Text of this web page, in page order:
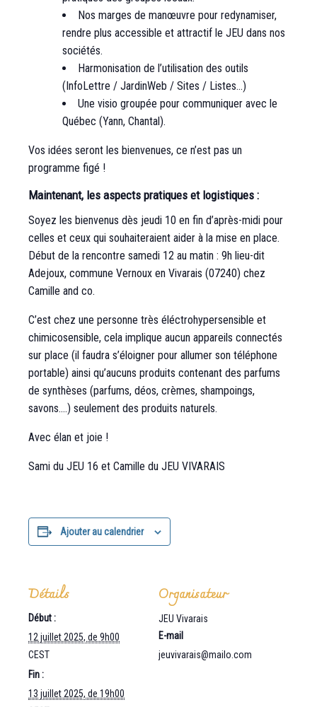
Nos marges de manœuvre pour redynamiser,
rendre plus accessible et attractif le JEU dans nos
sociétés.
Harmonisation de l’utilisation des outils
(InfoLettre / JardinWeb / Sites / Listes…)
Une visio groupée pour communiquer avec le
Québec (Yann, Chantal).
Vos idées seront les bienvenues, ce n’est pas un
programme figé !
Maintenant, les aspects pratiques et logistiques :
Soyez les bienvenus dès jeudi 10 en fin d’après-midi pour
celles et ceux qui souhaiteraient aider à la mise en place.
Début de la rencontre samedi 12 au matin : 9h lieu-dit
Adejoux, commune Vernoux en Vivarais (07240) chez
Camille and co.
C’est chez une personne très éléctrohypersensible et
chimicosensible, cela implique aucun appareils connectés
sur place (il faudra s’éloigner pour allumer son téléphone
portable) ainsi qu’aucuns produits contenant des parfums
de synthèses (parfums, déos, crèmes, shampoings,
savons….) seulement des produits naturels.
Avec élan et joie !
Sami du JEU 16 et Camille du JEU VIVARAIS
Ajouter au calendrier
Détails
Début :
12 juillet 2025, de 9h00
CEST
Fin :
13 juillet 2025, de 19h00
Organisateur
JEU Vivarais
E-mail
jeuvivarais@mailo.com